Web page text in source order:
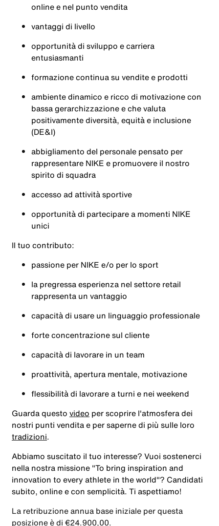
online e nel punto vendita
vantaggi di livello
opportunità di sviluppo e carriera
entusiasmanti
formazione continua su vendite e prodotti
ambiente dinamico e ricco di motivazione con
bassa gerarchizzazione e che valuta
positivamente diversità, equità e inclusione
(DE&I)
abbigliamento del personale pensato per
rappresentare NIKE e promuovere il nostro
spirito di squadra
accesso ad attività sportive
opportunità di partecipare a momenti NIKE
unici
Il tuo contributo:
passione per NIKE e/o per lo sport
la pregressa esperienza nel settore retail
rappresenta un vantaggio
capacità di usare un linguaggio professionale
forte concentrazione sul cliente
capacità di lavorare in un team
proattività, apertura mentale, motivazione
flessibilità di lavorare a turni e nei weekend
Guarda questo video per scoprire l'atmosfera dei
nostri punti vendita e per saperne di più sulle loro
tradizioni.
Abbiamo suscitato il tuo interesse? Vuoi sostenerci
nella nostra missione "To bring inspiration and
innovation to every athlete in the world"? Candidati
subito, online e con semplicità. Ti aspettiamo!
La retribuzione annua base iniziale per questa
posizione è di €24.900,00.